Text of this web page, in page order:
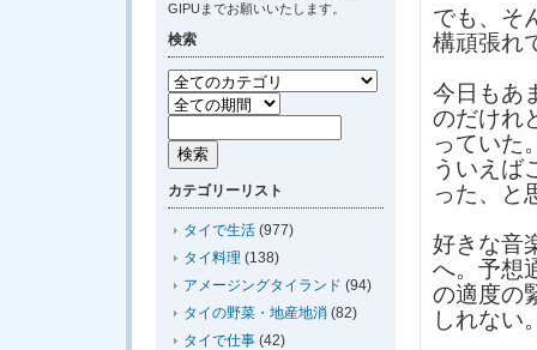
でも、そ
構頑張れ
今日もあ
のだけれ
っていた
ういえば
った、と
好きな音
へ。予想
の適度の
しれない
GIPUまでお願いいたします。
検索
カテゴリーリスト
タイで生活 (977)
タイ料理 (138)
アメージングタイランド (94)
タイの野菜・地産地消 (82)
タイで仕事 (42)